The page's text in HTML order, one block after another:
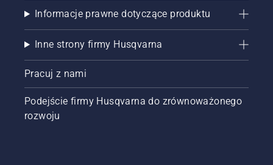
Informacje prawne dotyczące produktu
Inne strony firmy Husqvarna
Pracuj z nami
Podejście firmy Husqvarna do zrównoważonego
rozwoju